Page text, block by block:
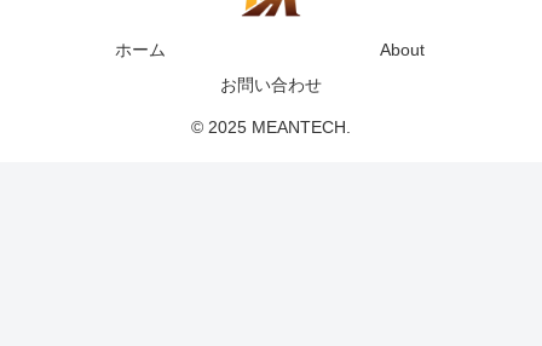
ホーム
About
お問い合わせ
© 2025 MEANTECH.